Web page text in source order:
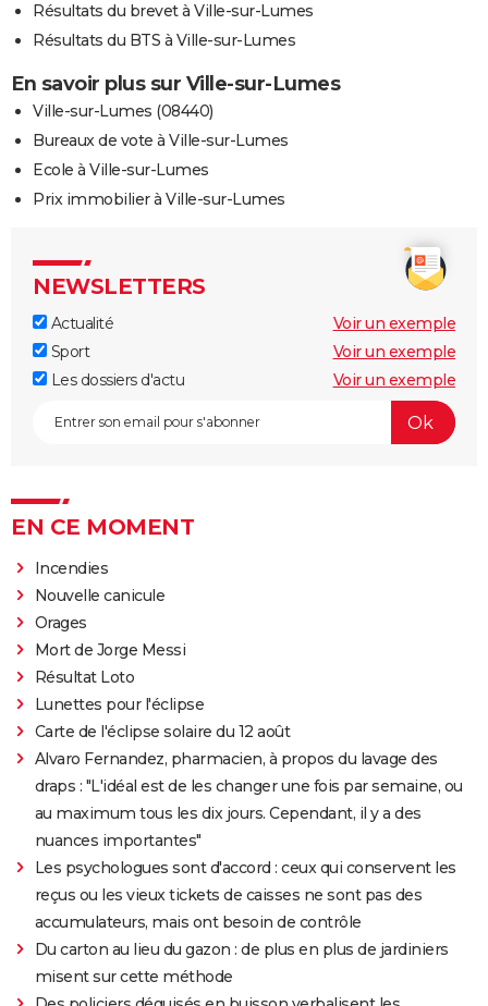
Résultats du brevet à Ville-sur-Lumes
Résultats du BTS à Ville-sur-Lumes
En savoir plus sur Ville-sur-Lumes
Ville-sur-Lumes (08440)
Bureaux de vote à Ville-sur-Lumes
Ecole à Ville-sur-Lumes
Prix immobilier à Ville-sur-Lumes
NEWSLETTERS
Actualité
Voir un exemple
Sport
Voir un exemple
Les dossiers d'actu
Voir un exemple
EN CE MOMENT
Incendies
Nouvelle canicule
Orages
Mort de Jorge Messi
Résultat Loto
Lunettes pour l'éclipse
Carte de l'éclipse solaire du 12 août
Alvaro Fernandez, pharmacien, à propos du lavage des
draps : "L'idéal est de les changer une fois par semaine, ou
au maximum tous les dix jours. Cependant, il y a des
nuances importantes"
Les psychologues sont d'accord : ceux qui conservent les
reçus ou les vieux tickets de caisses ne sont pas des
accumulateurs, mais ont besoin de contrôle
Du carton au lieu du gazon : de plus en plus de jardiniers
misent sur cette méthode